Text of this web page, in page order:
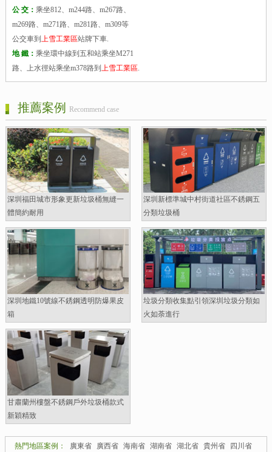
公 交： 乘坐812、m244路、m267路、
m269路、m271路、m281路、m309等
公交車到 上雪工業區站牌下車.
地 鐵： 乘坐環中線到五和站乘坐M271
路、上水徑站乘坐m378路到 上雪工業區.
推薦案例 Recommend case
深圳福田城市形象更新垃圾桶無縫一
體簡約耐用
深圳新標準城中村街道社區不銹鋼五
分類垃圾桶
深圳地鐵10號線不銹鋼透明防爆果皮
箱
垃圾分類收集點引領深圳垃圾分類如
火如荼進行
甘肅蘭州樓盤不銹鋼戶外垃圾桶款式
新穎精致
熱門地區案例： 廣東省 廣西省 海南省 湖南省 湖北省 貴州省 四川省